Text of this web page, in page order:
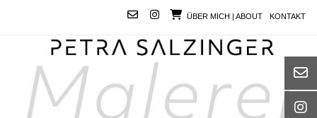
ÜBER MICH | ABOUT KONTAKT